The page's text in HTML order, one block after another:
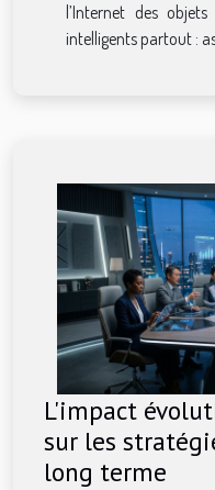
l’Internet des
intelligents partout :
L'impact
sur les
long terme